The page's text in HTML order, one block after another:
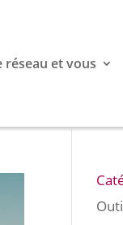
réseau et vous